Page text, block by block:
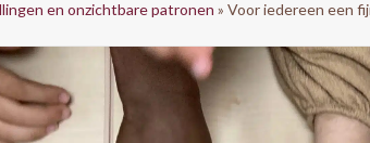
en onzichtbare patronen » Voor iedereen een